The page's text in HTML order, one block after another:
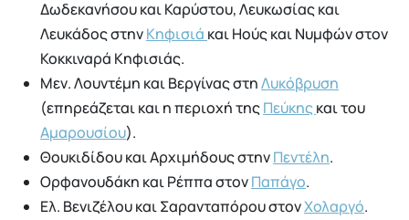
Δωδεκανήσου και Καρύστου, Λευκωσίας και
Λευκάδος στηνΚηφισιά και Ηούς και Νυμφών στον
Κοκκιναρά Κηφισιάς.
Μεν. Λουντέμη και Βεργίνας στηΛυκόβρυση
(επηρεάζεται και η περιοχή τηςΠεύκηςκαι του
Αμαρουσίου).
Θουκιδίδου και Αρχιμήδους στηνΠεντέλη.
Ορφανουδάκη και Ρέππα στονΠαπάγο.
Ελ. Βενιζέλου και Σαρανταπόρου στονΧολαργό.